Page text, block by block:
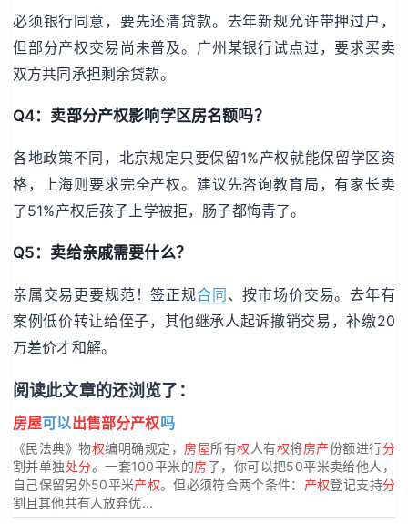
必须银行同意，要先还清贷款。去年新规允许带押过户，
但部分产权交易尚未普及。广州某银行试点过，要求买卖
双方共同承担剩余贷款。
Q4：卖部分产权影响学区房名额吗？
各地政策不同，北京规定只要保留1%产权就能保留学区资
格，上海则要求完全产权。建议先咨询教育局，有家长卖
了51%产权后孩子上学被拒，肠子都悔青了。
Q5：卖给亲戚需要什么？
亲属交易更要规范！签正规合同、按市场价交易。去年有
案例低价转让给侄子，其他继承人起诉撤销交易，补缴20
万差价才和解。
阅读此文章的还浏览了：
房屋可以出售部分产权吗
《民法典》物权编明确规定， 房屋所有权 人有权将房产份额进行分
割并单独处分。一套100平米的房子，你可以把50平米卖给他人，
自己保留另外50平米产权。但必须符合两个条件： 产权登记支持分
割且其他共有人放弃优...